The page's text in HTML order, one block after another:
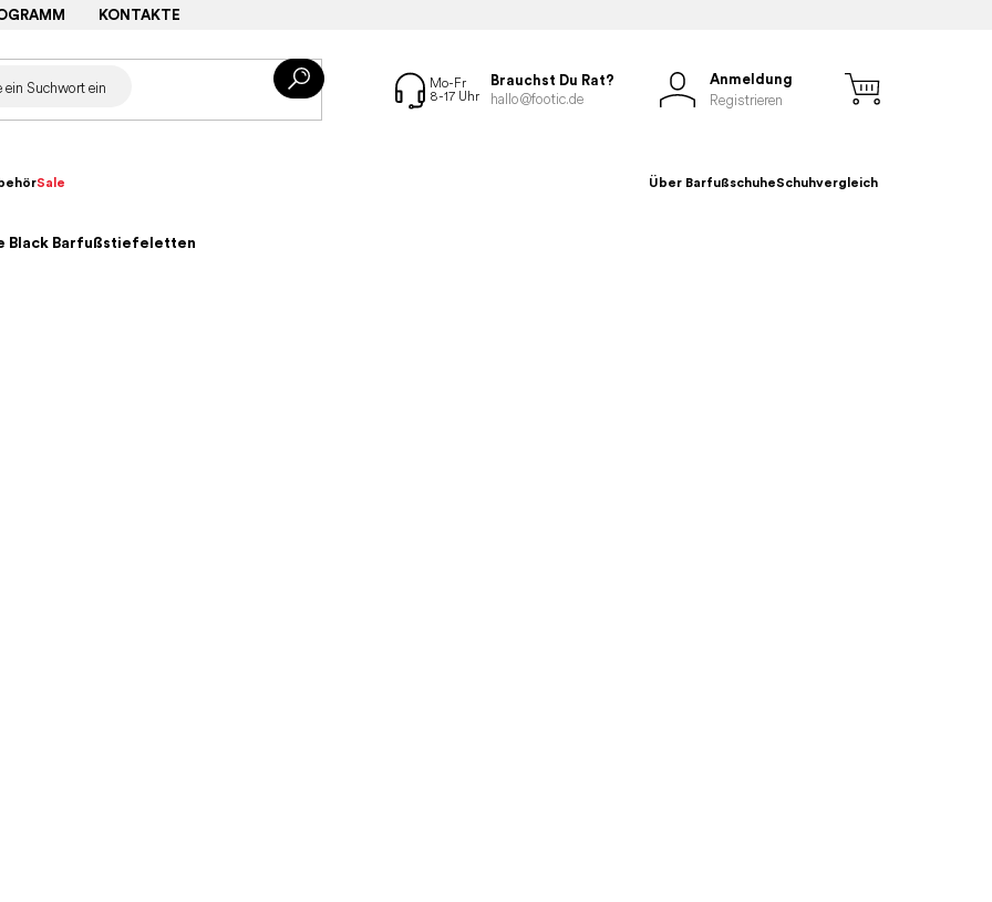
KONTAKTE
Brauchst Du Rat?
hallo@footic.de
Anmeldung
Registrieren
Sale Über BarfußschuheSchuhvergleich
Black Barfußstiefeletten